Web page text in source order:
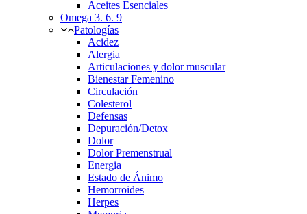
Aceites Esenciales
Omega 3. 6. 9
Patologías
Acidez
Alergia
Articulaciones y dolor muscular
Bienestar Femenino
Circulación
Colesterol
Defensas
Depuración/Detox
Dolor
Dolor Premenstrual
Energia
Estado de Ánimo
Hemorroides
Herpes